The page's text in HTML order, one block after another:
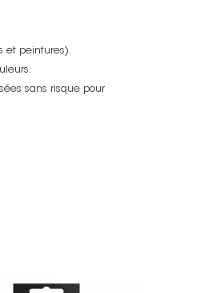
et peintures).
sans risque pour